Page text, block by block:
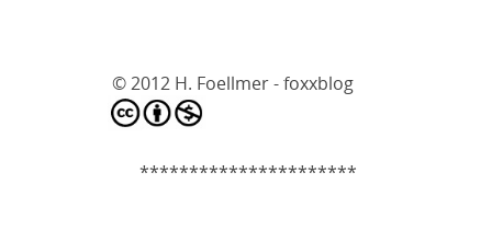
© 2012 H. Foellmer - foxxblog
**********************